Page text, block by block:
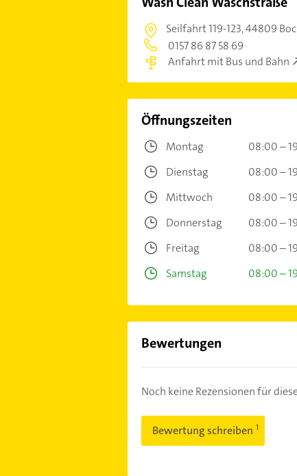
Seilfahrt 119-123,44809
0157 86 87 58 69
Anfahrt mit Bus und Bahn
Öffnungszeiten
Montag
08:00 –
Dienstag
08:00 –
Mittwoch
08:00 –
Donnerstag
08:00 –
Freitag
08:00 –
Samstag
08:00 –
Bewertungen
Noch keine Rezensionen für
Bewertung schreiben